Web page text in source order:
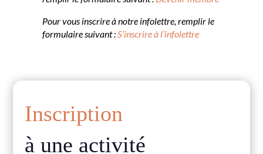
Pour vous inscrire à notre infolettre, remplir le
formulaire suivant : S’inscrire à l’infolettre
Inscription
à une activité